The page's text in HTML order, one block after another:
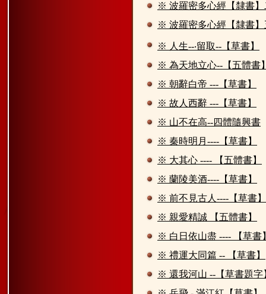
※ 波羅密多心經【隸書】
※ 波羅密多心經【隸書】
※ 人生--‧留取--【草書】
※ 為天地立心--【五體書
※ 朝辭白帝 ---【草書】
※ 故人西辭 ---【草書】
※ 山不在高--四體隨興書
※ 秦時明月----【草書】
※ 大其心 ---- 【五體書】
※ 蘭陵美酒----【草書】
※ 前不見古人----【草書】
※ 親愛精誠 【五體書】
※ 白日依山盡 ---- 【草書
※ 禮運大同篇 -- 【草書】
※ 還我河山 --【草書題字